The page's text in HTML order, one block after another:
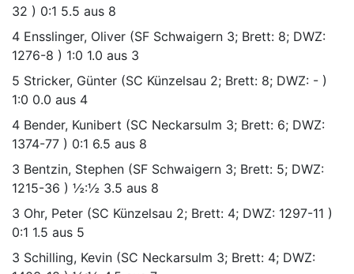
32 ) 0:1 5.5 aus 8
4 Ensslinger, Oliver (SF Schwaigern 3; Brett: 8; DWZ:
1276-8 ) 1:0 1.0 aus 3
5 Stricker, Günter (SC Künzelsau 2; Brett: 8; DWZ: - )
1:0 0.0 aus 4
4 Bender, Kunibert (SC Neckarsulm 3; Brett: 6; DWZ:
1374-77 ) 0:1 6.5 aus 8
3 Bentzin, Stephen (SF Schwaigern 3; Brett: 5; DWZ:
1215-36 ) ½:½ 3.5 aus 8
3 Ohr, Peter (SC Künzelsau 2; Brett: 4; DWZ: 1297-11 )
0:1 1.5 aus 5
3 Schilling, Kevin (SC Neckarsulm 3; Brett: 4; DWZ: